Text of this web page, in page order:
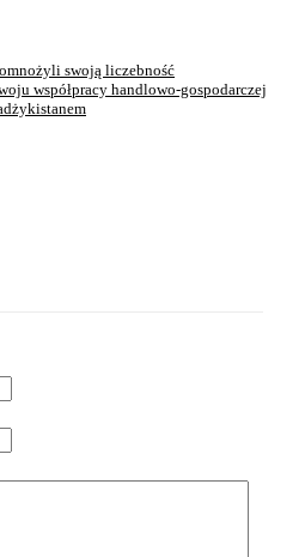
swoją liczebność
współpracy handlowo-gospodarczej